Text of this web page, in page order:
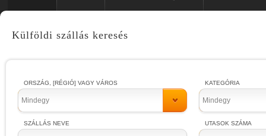
Külföldi szállás keresés
ORSZÁG, [RÉGIÓ] VAGY VÁROS
Mindegy
SZÁLLÁS NEVE
KATEGÓRIA
Mindegy
UTASOK SZÁMA